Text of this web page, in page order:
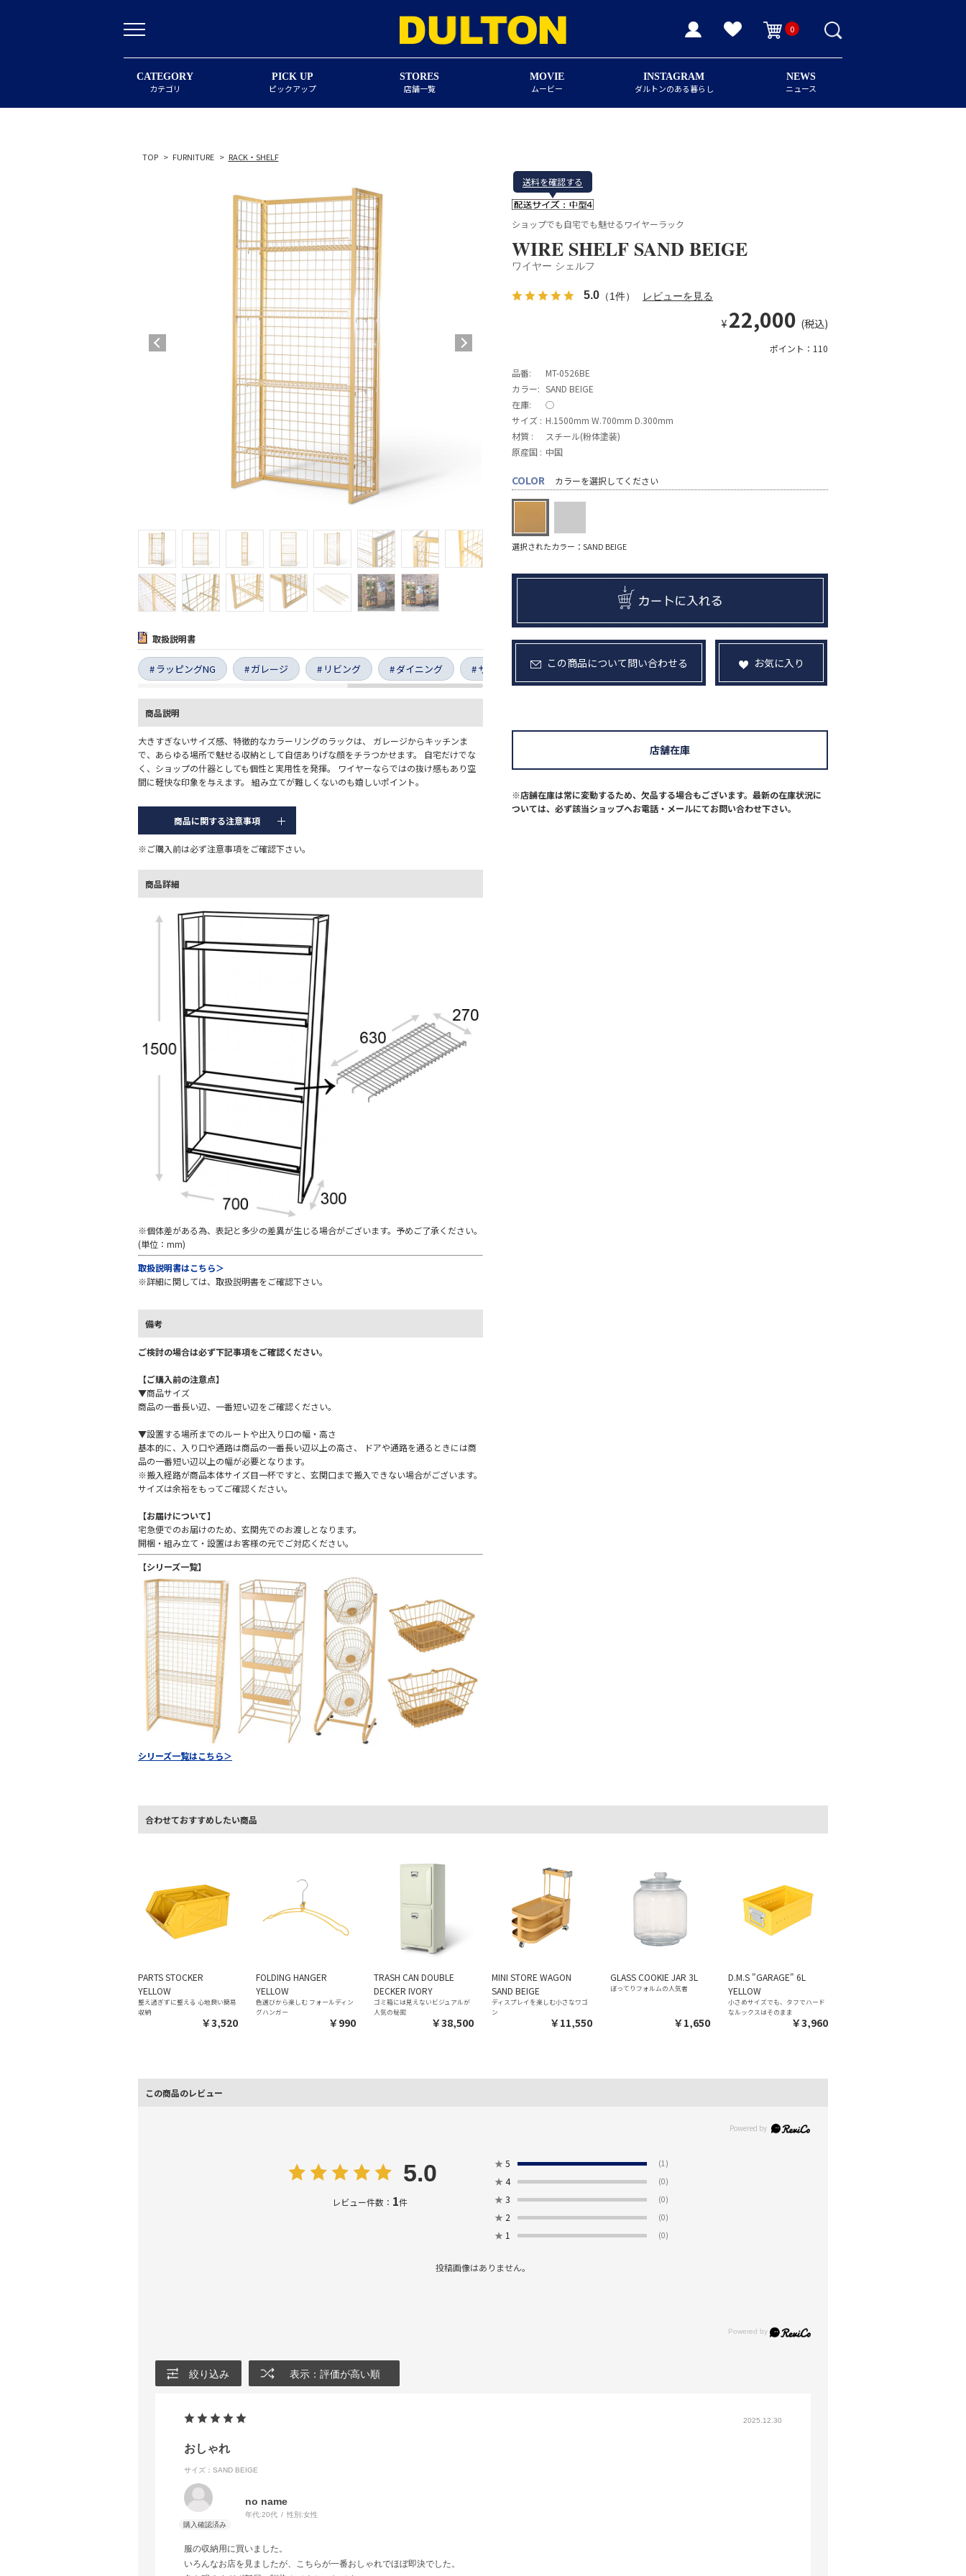
0
CATEGORY
カテゴリ
PICK UP
ピックアップ
STORES
店舗一覧
MOVIE
ムービー
INSTAGRAM
ダルトンのある暮らし
NEWS
ニュース
TOP > FURNITURE > RACK・SHELF
取扱説明書
ラッピングNG ガレージ リビング ダイニング サニタリー キッチン 組み立て商品
商品説明
大きすぎないサイズ感、特徴的なカラーリングのラックは、 ガレージからキッチンま
で、あらゆる場所で魅せる収納として自信ありげな顔をチラつかせます。 自宅だけでな
く、ショップの什器としても個性と実用性を発揮。 ワイヤーならではの抜け感もあり空
間に軽快な印象を与えます。 組み立てが難しくないのも嬉しいポイント。
商品に関する注意事項
※ご購入前は必ず注意事項をご確認下さい。
商品詳細
※個体差がある為、表記と多少の差異が生じる場合がございます。予めご了承ください。
(単位：mm)
取扱説明書はこちら＞
※詳細に関しては、取扱説明書をご確認下さい。
備考
ご検討の場合は必ず下記事項をご確認ください。
【ご購入前の注意点】
▼商品サイズ
商品の一番長い辺、一番短い辺をご確認ください。
▼設置する場所までのルートや出入り口の幅・高さ
基本的に、入り口や通路は商品の一番長い辺以上の高さ、 ドアや通路を通るときには商
品の一番短い辺以上の幅が必要となります。
※搬入経路が商品本体サイズ目一杯ですと、玄関口まで搬入できない場合がございます。
サイズは余裕をもってご確認ください。
【お届けについて】
宅急便でのお届けのため、玄関先でのお渡しとなります。
開梱・組み立て・設置はお客様の元でご対応ください。
【シリーズ一覧】
シリーズ一覧はこちら＞
送料を確認する
ショップでも自宅でも魅せるワイヤーラック
WIRE SHELF SAND BEIGE
ワイヤー シェルフ
5.0 （1件） レビューを見る
¥ 22,000 (税込)
ポイント：110
品番:
MT-0526BE
カラー: SAND BEIGE
在庫:
◯
サイズ : H.1500mm W.700mm D.300mm
材質 :
スチール(粉体塗装)
原産国 : 中国
COLOR カラーを選択してください
選択されたカラー：SAND BEIGE
この商品について問い合わせる お気に入り
※店舗在庫は常に変動するため、欠品する場合もございます。最新の在庫状況に
ついては、必ず該当ショップへお電話・メールにてお問い合わせ下さい。
店舗在庫
合わせておすすめしたい商品
PARTS STOCKER
YELLOW
整え過ぎずに整える 心地良い簡易
収納
￥3,520
FOLDING HANGER
YELLOW
色選びから楽しむ フォールディン
グハンガー
￥990
TRASH CAN DOUBLE
DECKER IVORY
ゴミ箱には見えないビジュアルが
人気の秘密
￥38,500
MINI STORE WAGON
SAND BEIGE
ディスプレイを楽しむ小さなワゴ
ン
￥11,550
GLASS COOKIE JAR 3L
ぼってりフォルムの人気者
￥1,650
D.M.S "GARAGE" 6L
YELLOW
小さめサイズでも、タフでハード
なルックスはそのまま
￥3,960
この商品のレビュー
5.0
レビュー件数： 1件
★ 5 (1)
★ 4 (0)
★ 3 (0)
★ 2 (0)
★ 1 (0)
投稿画像はありません。
絞り込み 表示：評価が高い順
2025.12.30
おしゃれ
サイズ：SAND BEIGE
no name
年代:20代 性別:女性
服の収納用に買いました。
いろんなお店を見ましたが、こちらが一番おしゃれでほぼ即決でした。